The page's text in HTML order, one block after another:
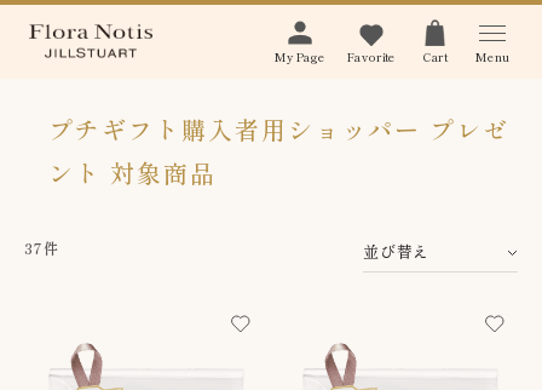
My Page Favorite Cart Menu
プチギフト購入者用ショッパー プレゼ
ント 対象商品
37件 並び替え